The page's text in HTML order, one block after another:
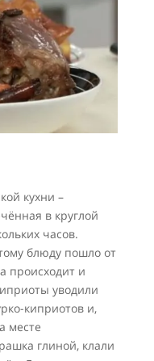
кухни –
в круглой
часов.
блюду пошло от
происходит и
уводили
киприотов и,
месте
глиной, клали